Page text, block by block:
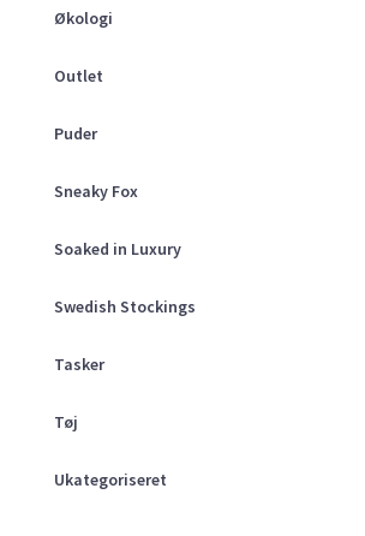
Økologi
Outlet
Puder
Sneaky Fox
Soaked in Luxury
Swedish Stockings
Tasker
Tøj
Ukategoriseret